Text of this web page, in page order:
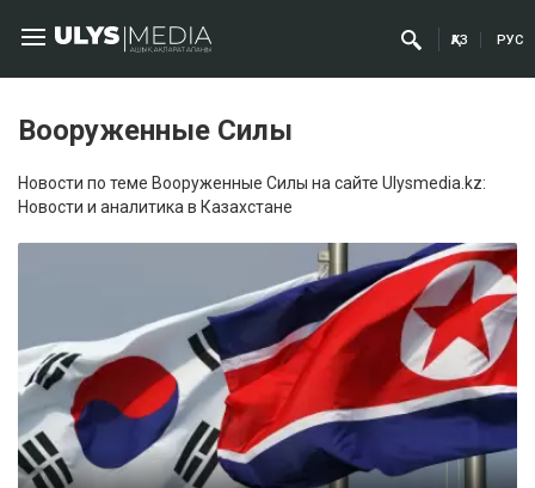
ҚАЗ РУС
Вооруженные Силы
Новости по теме Вооруженные Силы на сайте Ulysmedia.kz:
Новости и аналитика в Казахстане